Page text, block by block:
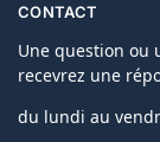
CONTACT
Une question ou
recevrez une
du lundi au